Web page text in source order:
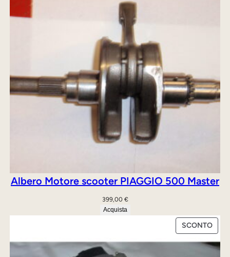
Albero Motore scooter PIAGGIO 500 Master
399,00 €
Acquista
SCONTO
IN